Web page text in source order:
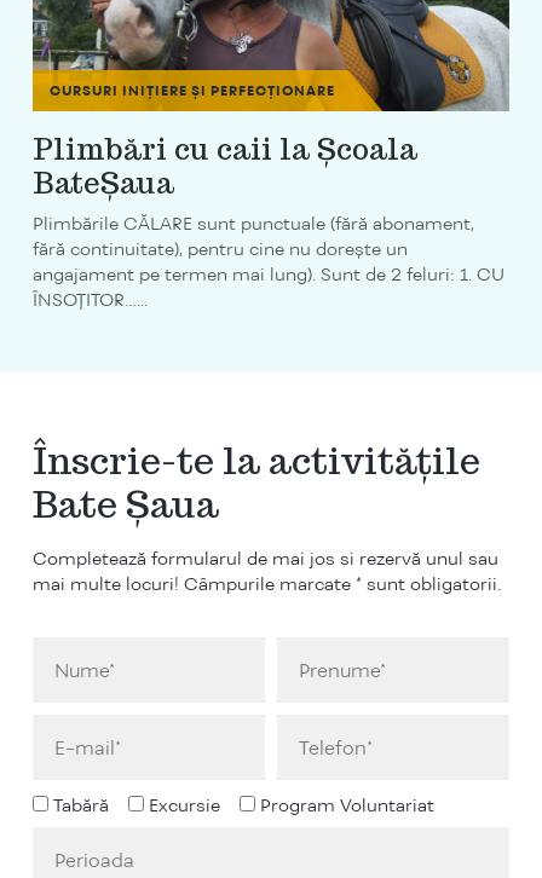
CURSURI INIȚIERE ȘI PERFECȚIONARE
Plimbări cu caii la Școala
BateȘaua
Plimbările CĂLARE sunt punctuale (fără abonament,
fără continuitate), pentru cine nu dorește un
angajament pe termen mai lung). Sunt de 2 feluri: 1. CU
ÎNSOȚITOR…...
Înscrie-te la activitățile
Bate Șaua
Completează formularul de mai jos si rezervă unul sau
mai multe locuri! Câmpurile marcate * sunt obligatorii.
Tabără Excursie Program Voluntariat